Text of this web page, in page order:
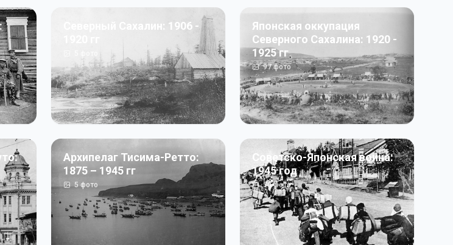
Северный Сахалин: 1906 -
Японская оккупация
Северного Сахалина: 1920 -
1925 гг
97фото
Архипелаг Тисима-Ретто:
1875 – 1945 гг
5фото
Советско-Японская война:
1945 год
50фото